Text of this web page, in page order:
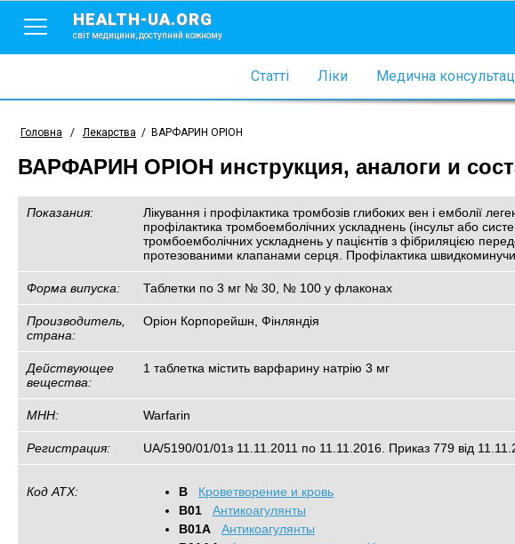
HEALTH-UA.ORG
світ медицини, доступний кожному
Статті Ліки Медична
Головна / Лекарства / ВАРФАРИН ОРІОН
ВАРФАРИН ОРІОН инструкция, аналоги и
Показания:
Лікування і профілактика тромбозів глибоких вен і емболії
профілактика тромбоемболічних ускладнень (інсульт або
тромбоемболічних ускладнень у пацієнтів з фібриляцією
протезованими клапанами серця. Профілактика швидкоминучих
Форма випуска: Таблетки по 3 мг № 30, № 100 у флаконах
Производитель,
страна:
Оріон Корпорейшн, Фінляндія
Действующее
вещества:
1 таблетка містить варфарину натрію 3 мг
МНН: Warfarin
Регистрация: UA/5190/01/01з 11.11.2011 по 11.11.2016. Приказ 779 від
Код АТХ: B
Кроветворение и кровь
B01
Антикоагулянты
B01A
Антикоагулянты